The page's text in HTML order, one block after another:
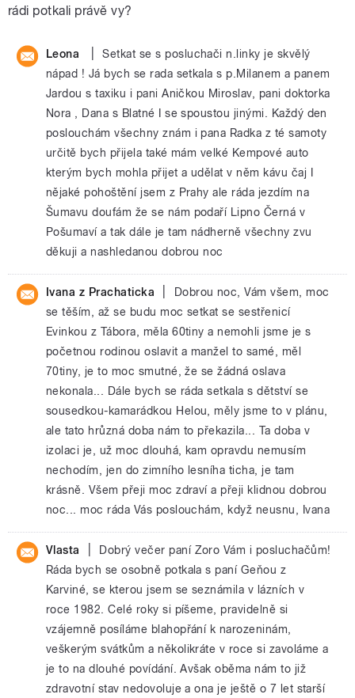
rádi potkali právě vy?
Leona
Setkat se s posluchači n.linky je skvělý
nápad ! Já bych se rada setkala s p.Milanem a panem
Jardou s taxiku i pani Aničkou Miroslav, pani doktorka
Nora , Dana s Blatné I se spoustou jinými. Každý den
poslouchám všechny znám i pana Radka z té samoty
určitě bych přijela také mám velké Kempové auto
kterým bych mohla přijet a udělat v něm kávu čaj I
nějaké pohoštění jsem z Prahy ale ráda jezdím na
Šumavu doufám že se nám podaří Lipno Černá v
Pošumaví a tak dále je tam nádherně všechny zvu
děkuji a nashledanou dobrou noc
Ivana z Prachaticka
Dobrou noc, Vám všem, moc
se těším, až se budu moc setkat se sestřenicí
Evinkou z Tábora, měla 60tiny a nemohli jsme je s
početnou rodinou oslavit a manžel to samé, měl
70tiny, je to moc smutné, že se žádná oslava
nekonala... Dále bych se ráda setkala s dětství se
sousedkou-kamarádkou Helou, měly jsme to v plánu,
ale tato hrůzná doba nám to překazila... Ta doba v
izolaci je, už moc dlouhá, kam opravdu nemusím
nechodím, jen do zimního lesníha ticha, je tam
krásně. Všem přeji moc zdraví a přeji klidnou dobrou
noc... moc ráda Vás poslouchám, když neusnu, Ivana
Vlasta
Dobrý večer paní Zoro Vám i posluchačům!
Ráda bych se osobně potkala s paní Geňou z
Karviné, se kterou jsem se seznámila v lázních v
roce 1982. Celé roky si píšeme, pravidelně si
vzájemně posíláme blahopřání k narozeninám,
veškerým svátkům a několikráte v roce si zavoláme a
je to na dlouhé povídání. Avšak oběma nám to již
zdravotní stav nedovoluje a ona je ještě o 7 let starší